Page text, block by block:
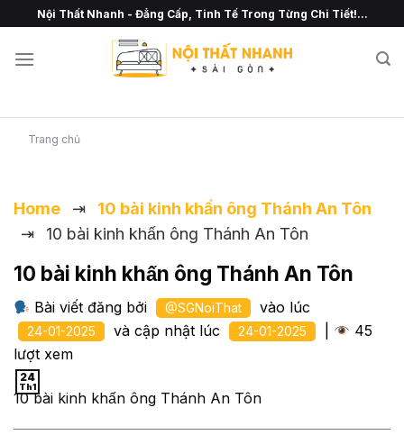
Chuyển
đến
nội
Nội Thất Nhanh - Đẳng Cấp, Tinh Tế Trong Từng Chi Tiết!...
Trang chủ
Home ⇥
10 bài kinh khấn ông Thánh An Tôn​
⇥
10 bài kinh khấn ông Thánh An Tôn​
10 bài kinh khấn ông Thánh An Tôn​
Bài viết đăng bởi @SGNoiThat vào lúc
24-01-2025 và cập nhật lúc 24-01-2025
45
lượt xem
24
Th1
10 bài kinh khấn ông Thánh An Tôn​